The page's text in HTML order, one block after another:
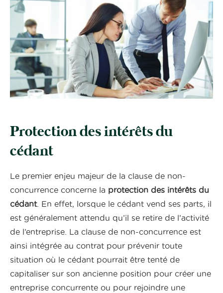
Protection des intérêts du
cédant
Le premier enjeu majeur de la clause de non-
concurrence concerne la protection des intérêts du
cédant. En effet, lorsque le cédant vend ses parts, il
est généralement attendu qu’il se retire de l’activité
de l’entreprise. La clause de non-concurrence est
ainsi intégrée au contrat pour prévenir toute
situation où le cédant pourrait être tenté de
capitaliser sur son ancienne position pour créer une
entreprise concurrente ou pour rejoindre une